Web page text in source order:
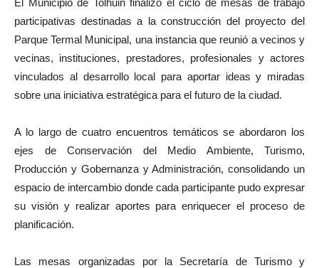
El Municipio de Tolhuin finalizó el ciclo de mesas de trabajo
participativas destinadas a la construcción del proyecto del
Parque Termal Municipal, una instancia que reunió a vecinos y
vecinas, instituciones, prestadores, profesionales y actores
vinculados al desarrollo local para aportar ideas y miradas
sobre una iniciativa estratégica para el futuro de la ciudad.
A lo largo de cuatro encuentros temáticos se abordaron los
ejes de Conservación del Medio Ambiente, Turismo,
Producción y Gobernanza y Administración, consolidando un
espacio de intercambio donde cada participante pudo expresar
su visión y realizar aportes para enriquecer el proceso de
planificación.
Las mesas organizadas por la Secretaría de Turismo y